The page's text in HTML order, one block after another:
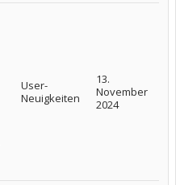
User-
Neuigkeiten
13.
November
2024